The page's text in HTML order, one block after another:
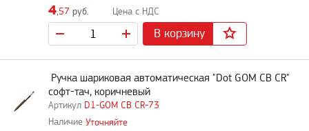
4,57 руб.
В корзину
D1-GOM CB CR-73
Ручка шариковая автоматическая "Dot GOM CB CR"
софт-тач, коричневый
Уточняйте